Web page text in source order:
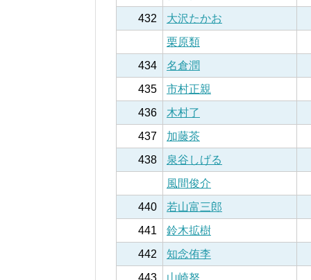
432
大沢たかお
栗原類
434
名倉潤
435
市村正親
436
木村了
437
加藤茶
438
泉谷しげる
風間俊介
440
若山富三郎
441
鈴木拡樹
442
知念侑李
443
山崎努